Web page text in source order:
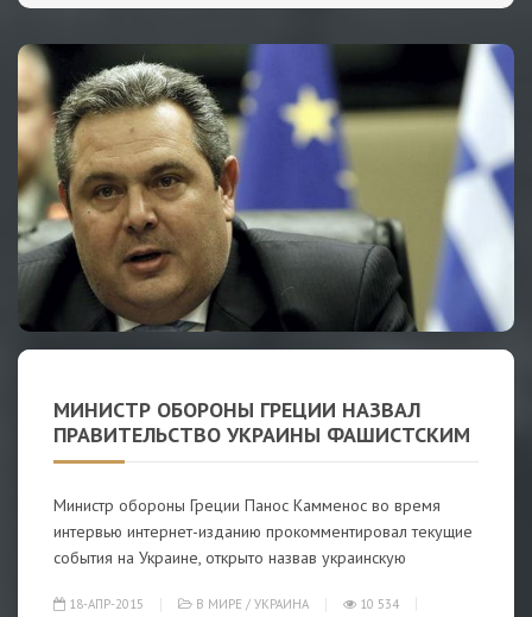
МИНИСТР ОБОРОНЫ ГРЕЦИИ НАЗВАЛ
ПРАВИТЕЛЬСТВО УКРАИНЫ ФАШИСТСКИМ
Министр обороны Греции Панос Камменос во время
интервью интернет-изданию прокомментировал текущие
события на Украине, открыто назвав украинскую
18-АПР-2015 В МИРЕ / УКРАИНА
10 534